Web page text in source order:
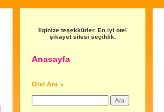
İlginize teşekkürler. En iyi otel
şikayet sitesi seçildik.
Anasayfa
Otel Ara